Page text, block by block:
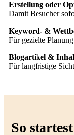
Erstellung oder
Damit Besucher
Keyword- &
Für gezielte
Blogartikel &
Für langfristige
So